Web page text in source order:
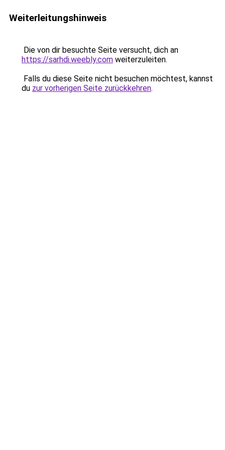
Weiterleitungshinweis
Die von dir besuchte Seite versucht, dich an
https://sarhdi.weebly.com weiterzuleiten.
Falls du diese Seite nicht besuchen möchtest, kannst
du zur vorherigen Seite zurückkehren.